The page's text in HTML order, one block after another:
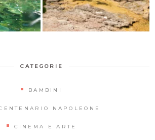
CATEGORIE
BAMBINI
NAPOLEONE
CINEMA E ARTE